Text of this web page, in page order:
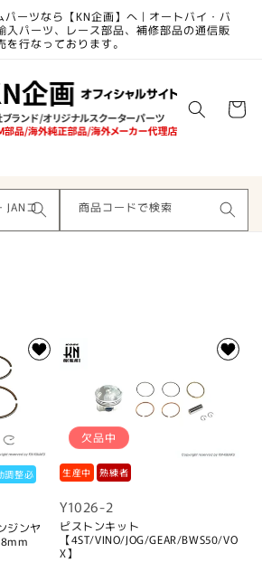
パーツなら【KN企画】へ | オートバイ・バ
入パーツ、レース部品、補修部品の通信販
を行なっております。
ー
JANコ
商品コードで検索
調整必
ジンヤ
欠品中
生産中 熟練者
Y1026-2
ピストンキット
【4ST/VINO/JOG/GEAR/BWS50/VO
X】